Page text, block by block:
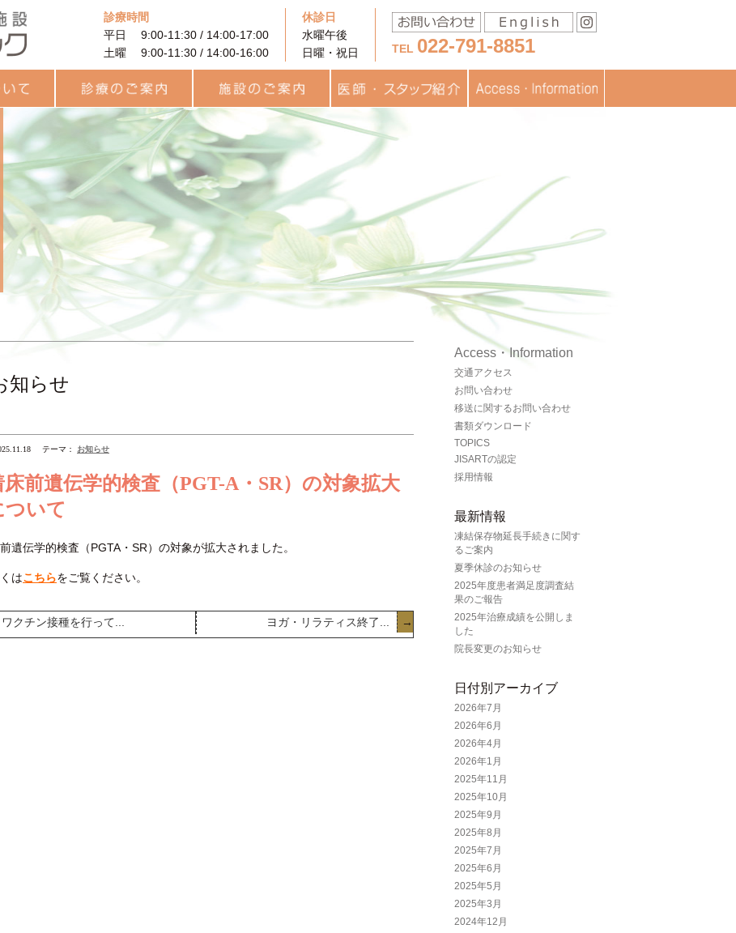
診療時間
平日 9:00-11:30 / 14:00-17:00
土曜 9:00-11:30 / 14:00-16:00
休診日
水曜午後
日曜・祝日
TEL 022-791-8851
と利用
診療のご案内
（PGT-A・SR）
PRP (多血小板血漿）を
用いた不妊治療
治療費用について
カウンセリング
プレコンセプション検査 医師・スタッフ紹介
チーム医療
スタッフブログ
Access・Information
交通アクセス
お問い合わせ
移送に関するお問い合わせ
書類ダウンロード
TOPICS
JISARTの認定
採用情報
最新情報
凍結保存物延長手続きに関す
るご案内
夏季休診のお知らせ
2025年度患者満足度調査結
果のご報告
2025年治療成績を公開しま
した
院長変更のお知らせ
日付別アーカイブ
2026年7月
2026年6月
2026年4月
2026年1月
2025年11月
2025年10月
2025年9月
2025年8月
2025年7月
2025年6月
2025年5月
2025年3月
2024年12月
知らせ
テーマ： お知らせ
床前遺伝学的検査（PGT-A・SR）の対象拡大
ついて
遺伝学的検査（PGTA・SR）の対象が拡大されました。
はこちらをご覧ください。
ワクチン接種を行って... ヨガ・リラティス終了... →